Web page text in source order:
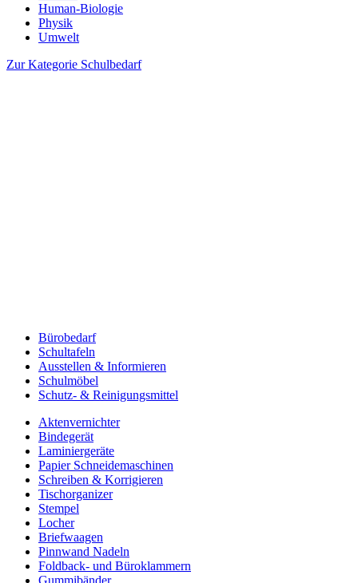
Human-Biologie
Physik
Umwelt
Zur Kategorie Schulbedarf
Bürobedarf
Schultafeln
Ausstellen & Informieren
Schulmöbel
Schutz- & Reinigungsmittel
Aktenvernichter
Bindegerät
Laminiergeräte
Papier Schneidemaschinen
Schreiben & Korrigieren
Tischorganizer
Stempel
Locher
Briefwaagen
Pinnwand Nadeln
Foldback- und Büroklammern
Gummibänder